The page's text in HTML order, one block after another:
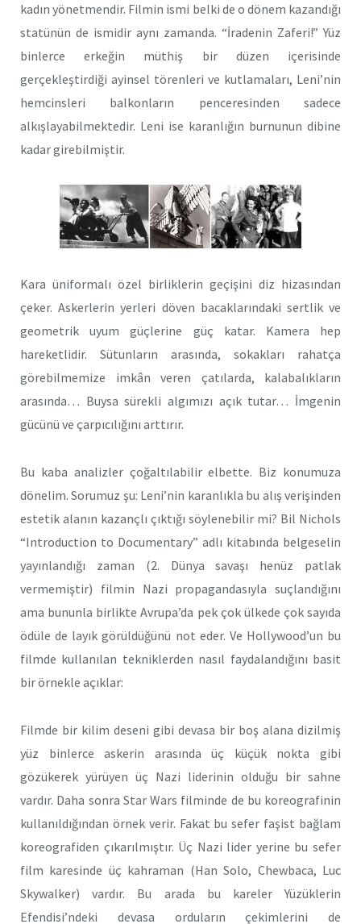
kadın yönetmendir. Filmin ismi belki de o dönem kazandığı
statünün de ismidir aynı zamanda. “İradenin Zaferi!” Yüz
binlerce erkeğin müthiş bir düzen içerisinde
gerçekleştirdiği ayinsel törenleri ve kutlamaları, Leni’nin
hemcinsleri balkonların penceresinden sadece
alkışlayabilmektedir. Leni ise karanlığın burnunun dibine
kadar girebilmiştir.
Kara üniformalı özel birliklerin geçişini diz hizasından
çeker. Askerlerin yerleri döven bacaklarındaki sertlik ve
geometrik uyum güçlerine güç katar. Kamera hep
hareketlidir. Sütunların arasında, sokakları rahatça
görebilmemize imkân veren çatılarda, kalabalıkların
arasında… Buysa sürekli algımızı açık tutar… İmgenin
gücünü ve çarpıcılığını arttırır.
Bu kaba analizler çoğaltılabilir elbette. Biz konumuza
dönelim. Sorumuz şu: Leni’nin karanlıkla bu alış verişinden
estetik alanın kazançlı çıktığı söylenebilir mi? Bil Nichols
“Introduction to Documentary” adlı kitabında belgeselin
yayınlandığı zaman (2. Dünya savaşı henüz patlak
vermemiştir) filmin Nazi propagandasıyla suçlandığını
ama bununla birlikte Avrupa’da pek çok ülkede çok sayıda
ödüle de layık görüldüğünü not eder. Ve Hollywood’un bu
filmde kullanılan tekniklerden nasıl faydalandığını basit
bir örnekle açıklar:
Filmde bir kilim deseni gibi devasa bir boş alana dizilmiş
yüz binlerce askerin arasında üç küçük nokta gibi
gözükerek yürüyen üç Nazi liderinin olduğu bir sahne
vardır. Daha sonra Star Wars filminde de bu koreografinin
kullanıldığından örnek verir. Fakat bu sefer faşist bağlam
koreografiden çıkarılmıştır. Üç Nazi lider yerine bu sefer
film karesinde üç kahraman (Han Solo, Chewbaca, Luc
Skywalker) vardır. Bu arada bu kareler Yüzüklerin
Efendisi’ndeki devasa orduların çekimlerini de